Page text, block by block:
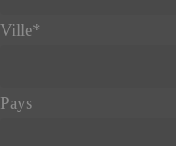
Ville*
Pays